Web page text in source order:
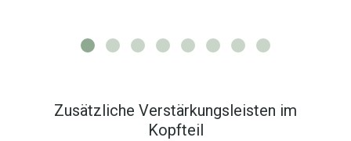
Zusätzliche Verstärkungsleisten im
Kopfteil